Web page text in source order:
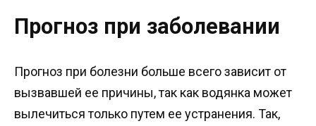
Прогноз при заболевании
Прогноз при болезни больше всего зависит от
вызвавшей ее причины, так как водянка может
вылечиться только путем ее устранения. Так,